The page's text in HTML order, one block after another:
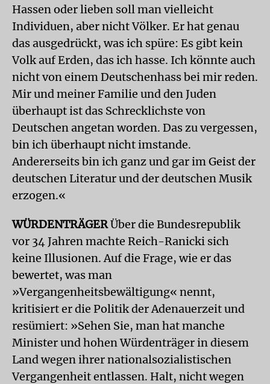
Hassen oder lieben soll man vielleicht
Individuen, aber nicht Völker. Er hat genau
das ausgedrückt, was ich spüre: Es gibt kein
Volk auf Erden, das ich hasse. Ich könnte auch
nicht von einem Deutschenhass bei mir reden.
Mir und meiner Familie und den Juden
überhaupt ist das Schrecklichste von
Deutschen angetan worden. Das zu vergessen,
bin ich überhaupt nicht imstande.
Andererseits bin ich ganz und gar im Geist der
deutschen Literatur und der deutschen Musik
erzogen.«
WÜRDENTRÄGERÜber die Bundesrepublik
vor 34 Jahren machte Reich-Ranicki sich
keine Illusionen. Auf die Frage, wie er das
bewertet, was man
»Vergangenheitsbewältigung« nennt,
kritisiert er die Politik der Adenauer­zeit und
resümiert: »Sehen Sie, man hat manche
Minister und hohen Würdenträger in diesem
Land wegen ihrer nationalsozialistischen
Vergangenheit entlassen. Halt, nicht wegen